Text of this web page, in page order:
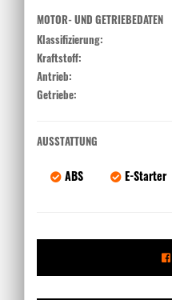
MOTOR- UND GETRIEBEDATEN
Klassifizierung:
Kraftstoff:
Antrieb:
Getriebe:
AUSSTATTUNG
ABS E-Starter